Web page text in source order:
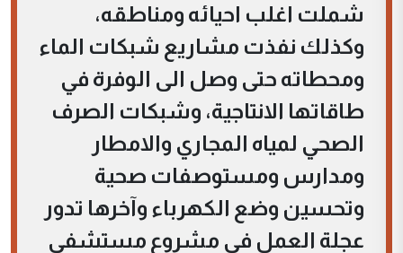
شملت اغلب احيائه ومناطقه،
وكذلك نفذت مشاريع شبكات الماء
ومحطاته حتى وصل الى الوفرة في
طاقاتها الانتاجية، وشبكات الصرف
الصحي لمياه المجاري والامطار
ومدارس ومستوصفات صحية
وتحسين وضع الكهرباء وآخرها تدور
عجلة العمل في مشروع مستشفى